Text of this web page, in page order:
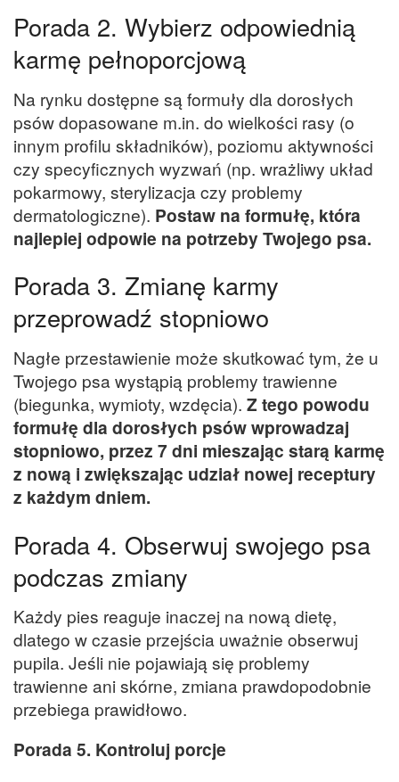
Porada 2. Wybierz odpowiednią
karmę pełnoporcjową
Na rynku dostępne są formuły dla dorosłych
psów dopasowane m.in. do wielkości rasy (o
innym profilu składników), poziomu aktywności
czy specyficznych wyzwań (np. wrażliwy układ
pokarmowy, sterylizacja czy problemy
dermatologiczne). Postaw na formułę, która
najlepiej odpowie na potrzeby Twojego psa.
Porada 3. Zmianę karmy
przeprowadź stopniowo
Nagłe przestawienie może skutkować tym, że u
Twojego psa wystąpią problemy trawienne
(biegunka, wymioty, wzdęcia). Z tego powodu
formułę dla dorosłych psów wprowadzaj
stopniowo, przez 7 dni mieszając starą karmę
z nową i zwiększając udział nowej receptury
z każdym dniem.
Porada 4. Obserwuj swojego psa
podczas zmiany
Każdy pies reaguje inaczej na nową dietę,
dlatego w czasie przejścia uważnie obserwuj
pupila. Jeśli nie pojawiają się problemy
trawienne ani skórne, zmiana prawdopodobnie
przebiega prawidłowo.
Porada 5. Kontroluj porcje